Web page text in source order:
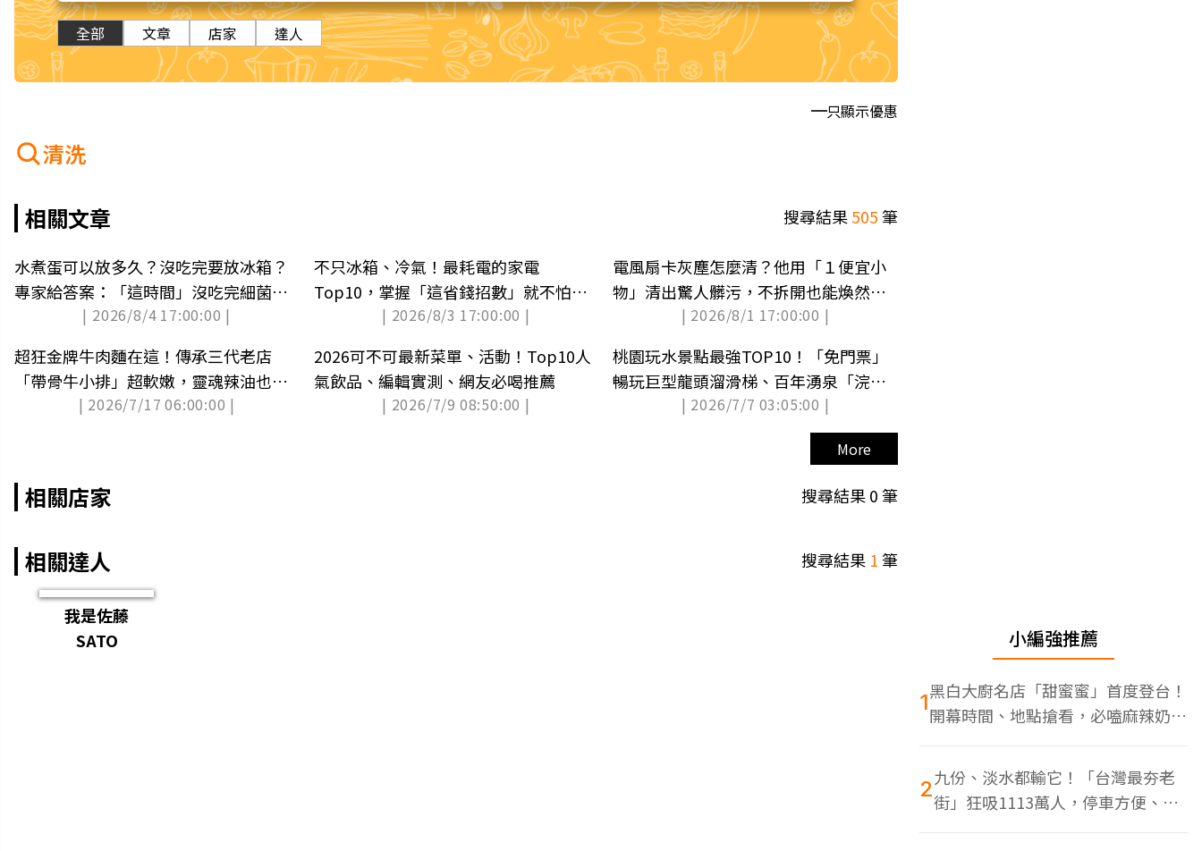
全部 文章 店家 達人
只顯示優惠
清洗
相關文章 搜尋結果505筆
水煮蛋可以放多久？沒吃完要放冰箱？
專家給答案：「這時間」沒吃完細菌增
| 2026/8/4 17:00:00 |
不只冰箱、冷氣！最耗電的家電
Top10，掌握「這省錢招數」就不怕吃
| 2026/8/3 17:00:00 |
電風扇卡灰塵怎麼清？他用「１便宜小
物」清出驚人髒污，不拆開也能煥然一
| 2026/8/1 17:00:00 |
超狂金牌牛肉麵在這！傳承三代老店
「帶骨牛小排」超軟嫩，靈魂辣油也必
| 2026/7/17 06:00:00 |
2026可不可最新菜單、活動！Top10人
氣飲品、編輯實測、網友必喝推薦
| 2026/7/9 08:50:00 |
桃園玩水景點最強TOP10！「免門票」
暢玩巨型龍頭溜滑梯、百年湧泉「浣衣
| 2026/7/7 03:05:00 |
More
相關店家 搜尋結果0筆
相關達人 搜尋結果 1筆
我是佐藤
SATO
小編強推薦
1黑白大廚名店「甜蜜蜜」首度登台！
開幕時間、地點搶看，必嗑麻辣奶油
蝦
2九份、淡水都輸它！「台灣最夯老
街」狂吸1113萬人，停車方便、特
色美食多